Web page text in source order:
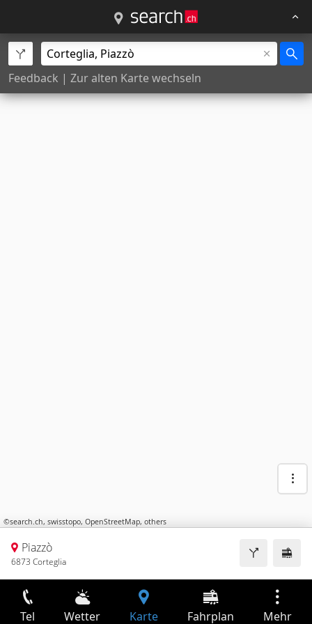
Feedback | Zur alten Karte wechseln
©search.ch, swisstopo, OpenStreetMap, others
Piazzò
6873 Corteglia
Tel Wetter Karte Fahrplan Mehr